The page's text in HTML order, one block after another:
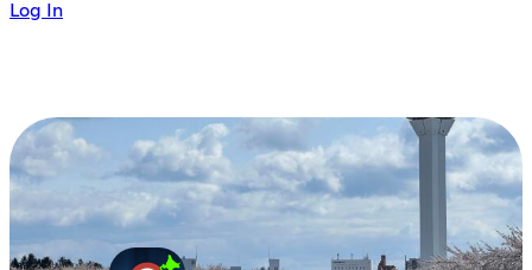
Log In